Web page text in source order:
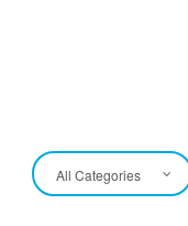
All Categories